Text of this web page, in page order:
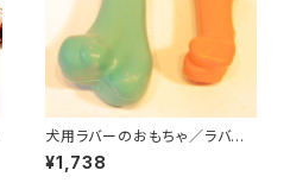
犬用ラバーのおもちゃ／ラバー
ボーン（Mサイズ・小型犬〜中型
犬向け）
¥1,738